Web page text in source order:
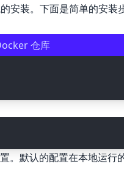
装。下面是简单的安装
仓库
默认的配置在本地运行